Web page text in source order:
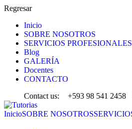
Regresar
Inicio
SOBRE NOSOTROS
SERVICIOS PROFESIONALES
Blog
GALERÍA
Docentes
CONTACTO
Contact us:
+593 98 541 2458
InicioSOBRE NOSOTROS